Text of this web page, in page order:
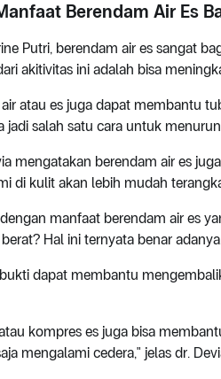
Berendam Air Es
Putri, berendam air es sangat
akitivitas ini adalah bisa
atau es juga dapat membantu
jadi salah satu cara untuk
mengatakan berendam air es
di kulit akan lebih mudah
manfaat berendam air es
Hal ini ternyata benar
dapat membantu
kompres es juga bisa
mengalami cedera," jelas dr.